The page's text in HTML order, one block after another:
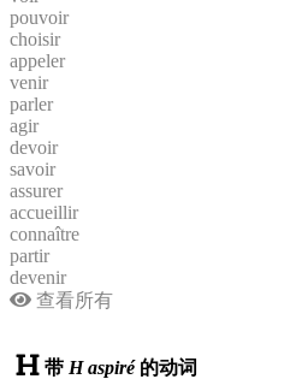
pouvoir
choisir
appeler
venir
parler
agir
devoir
savoir
assurer
accueillir
connaître
partir
devenir
查看所有
带 H aspiré的动词